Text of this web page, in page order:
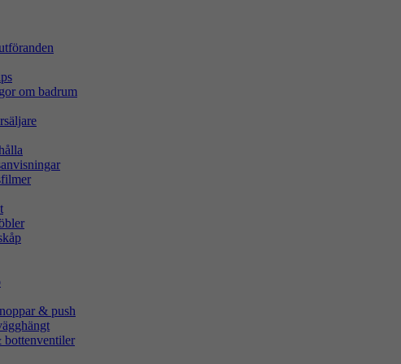
om badrum
& push
bottenventiler